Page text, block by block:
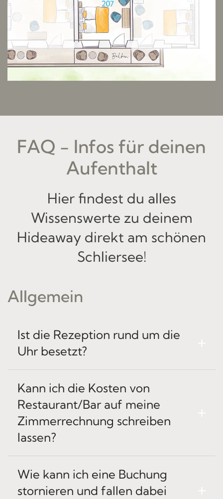
FAQ - Infos für deinen
Aufenthalt
Hier findest du alles
Wissenswerte zu deinem
Hideaway direkt am schönen
Schliersee!
Allgemein
Ist die Rezeption rund um die
Uhr besetzt?
Kann ich die Kosten von
Restaurant/Bar auf meine
Zimmerrechnung schreiben
lassen?
Wie kann ich eine Buchung
stornieren und fallen dabei